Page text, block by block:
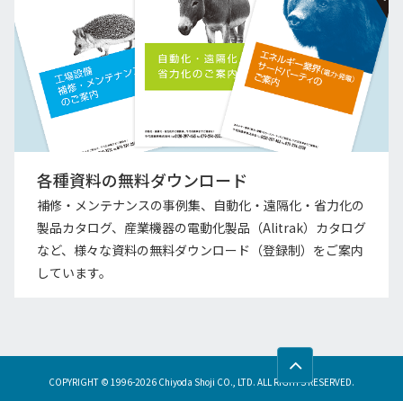
各種資料の無料ダウンロード
補修・メンテナンスの事例集、自動化・遠隔化・省力化の
製品カタログ、産業機器の電動化製品（Alitrak）カタログ
など、様々な資料の無料ダウンロード（登録制）をご案内
しています。
COPYRIGHT © 1996-2026 Chiyoda Shoji CO., LTD. ALL RIGHTS RESERVED.